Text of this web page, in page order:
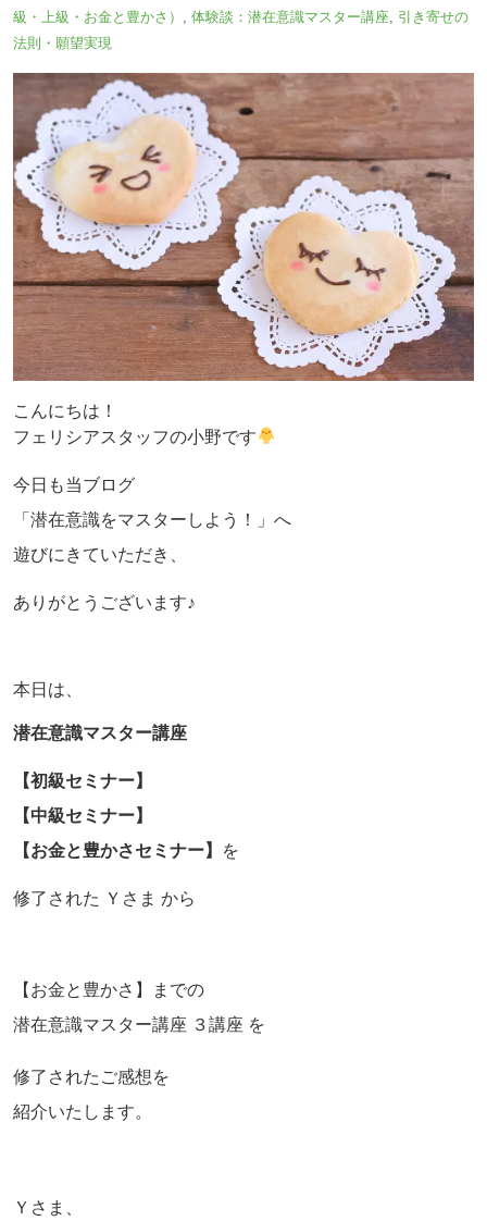
級・上級・お金と豊かさ）
体験談：潜在意識マスター講座 引き寄せの
法則・願望実現
こんにちは！
フェリシアスタッフの小野です
今日も当ブログ
「潜在意識をマスターしよう！」へ
遊びにきていただき、
ありがとうございます♪
本日は、
潜在意識マスター講座
【初級セミナー】
【中級セミナー】
【お金と豊かさセミナー】
を
修了された Ｙさま から
【お金と豊かさ】までの
潜在意識マスター講座 ３講座 を
修了された ご感想を
紹介いたします。
Ｙさま、